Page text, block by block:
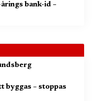
bank-id –
byggas – stoppas